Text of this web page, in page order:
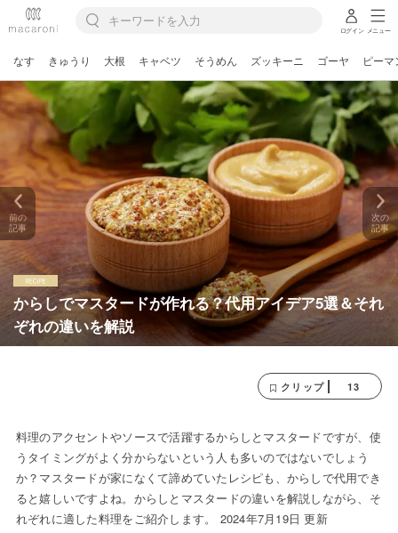
ログイン メニュー
なす きゅうり 大根 キャベツ そうめん ズッキーニ ゴーヤ ピーマ
からしでマスタードが作れる？代用アイデア5選＆それ
ぞれの違いを解説
前の
記事
次の
記事
クリップ 13
料理のアクセントやソースで活躍するからしとマスタードですが、使
うタイミングがよく分からないという人も多いのではないでしょう
か？マスタードが家になくて諦めていたレシピも、からしで代用でき
ると嬉しいですよね。からしとマスタードの違いを解説しながら、そ
れぞれに適した料理をご紹介します。 2024年7月19日 更新